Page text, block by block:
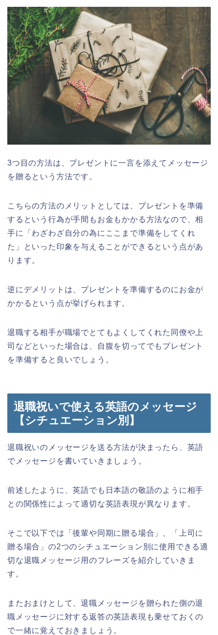
3つ目の方法は、プレゼントに一言を添えてメッセージ
を贈るという方法です。
こちらの方法のメリットとしては、プレゼントを準備
するという行為が手間もお金もかかる方法なので、相
手に「わざわざ自分の為にここまで準備をしてくれ
た」といった印象を与えることができるという点があ
ります。
逆にデメリットは、プレゼントを準備するのにお金が
かかるという点が挙げられます。
退職する相手が職場でとてもよくしてくれた同僚や上
司などといった場合は、自腹を切ってでもプレゼント
を準備すると良いでしょう。
退職祝いで使える英語のメッセージ
【シチュエーション別】
退職祝いのメッセージを送る方法が決まったら、英語
でメッセージを書いていきましょう。
前述したように、英語でも日本語の敬語のように相手
との関係性によって適切な英語表現が異なります。
そこで以下では「後輩や同期に贈る場合」、「上司に
贈る場合」の2つのシチュエーション別に使用できる適
切な退職メッセージ用のフレーズを紹介していきま
す。
またおまけとして、退職メッセージを贈られた側の退
職メッセージに対する返答の英語表現も乗せておくの
で一緒に覚えておきましょう。